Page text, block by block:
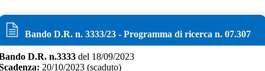
Bando D.R. n. 3333/23 - Programma di ricerca n. 07.307
D.R. n.3333 del 18/09/2023
20/10/2023 (scaduto)